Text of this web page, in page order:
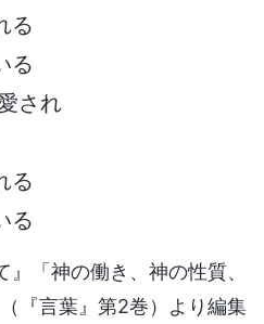
る
る
され
る
る
』「神の働き、神の性質、
『言葉』第2巻）より編集